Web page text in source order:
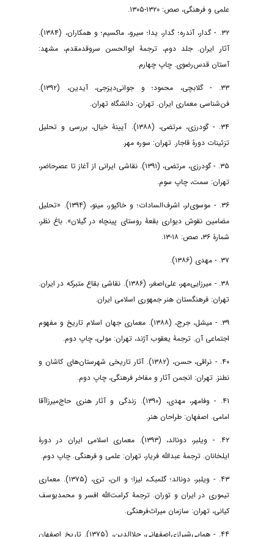
علمی و فرهنگی، صص: ۱۳۲۰-۱۳۰۵.
۳۲. - گدار، آندره؛ گدار، یدا؛ سیرو، ماکسیم؛ و همکاران، (۱۳۸۴).
آثار ایران. جلد دوم، ترجمۀ ابوالحسن سروقد‌مقدم، مشهد:
آستان قدس‌رضوی. چاپ چهارم.
۳۳. - گلابچی، محمود؛ و جوانی‌دیزجی، آیدین، (۱۳۹۲).
فن‌شناسی معماری ایران. تهران: دانشگاه تهران.
۳۴. - گودرزی، مرتضی، (۱۳۸۸). آیینۀ خیال، بررسی و تحلیل
تزئینات دورۀ قاجار. تهران: سوره مهر.
۳۵. - گودرزی، مرتضی، (۱۳۹۱). نقاشی ایرانی از آغاز تا عصر‌حاضر،
تهران: سمت، چاپ سوم.
۳۶. - موسوی‌لر، اشرف‌السادات؛ و خاکپور، مینو، (۱۳۹۴). «تحلیل
مضامین نقوش دیواری بقعۀ روستای پینچاه در گیلان». باغ نظر،
شمارۀ ۳۶، صص: ۱۸-۱۳.
۳۷. - مهدی (۱۳۸۶).
۳۸. - میرزایی‌مهر، علی‌اصغر، (۱۳۸۶). نقاشی بقاع متبرکه در ایران.
تهران: فرهنگستان هنر جمهوری اسلامی ایران.
۳۹. - میشل، جرج، (۱۳۸۸). معماری جهان اسلام تاریخ و مفهوم
اجتماعی آن. ترجمۀ یعقوب آژند، تهران: مولی، چاپ دوم.
۴۰. - نراقی، حسن، (۱۳۸۲). آثار تاریخی شهرستان‌های کاشان و
نطنز. تهران: انجمن آثار و مفاخر فرهنگی، چاپ دوم.
۴۱. - وفا‌مهر، مهدی، (۱۳۹۰). زندگی و آثار هنری حاج‌میرزا‌آقا
امامی. اصفهان: طراحان هنر.
۴۲. - ویلبر، دونالد، (۱۳۹۳). معماری اسلامی ایران در دورۀ
ایلخانان. ترجمۀ عبدالله فریار، تهران: علمی و فرهنگی. چاپ دوم.
۴۳. - ویلبر، دونالد؛ گلمبک، لیزا؛ و الن، تری، (۱۳۷۵). معماری
تیموری در ایران و توران. ترجمۀ کرامت‌الله افسر و محمد‌یوسف
کیانی، تهران: سازمان میراث‌فرهنگی.
۴۴. - همایی‌شیرازی‌اصفهانی، جلاالدین، (۱۳۷۵). تاریخ اصفهان